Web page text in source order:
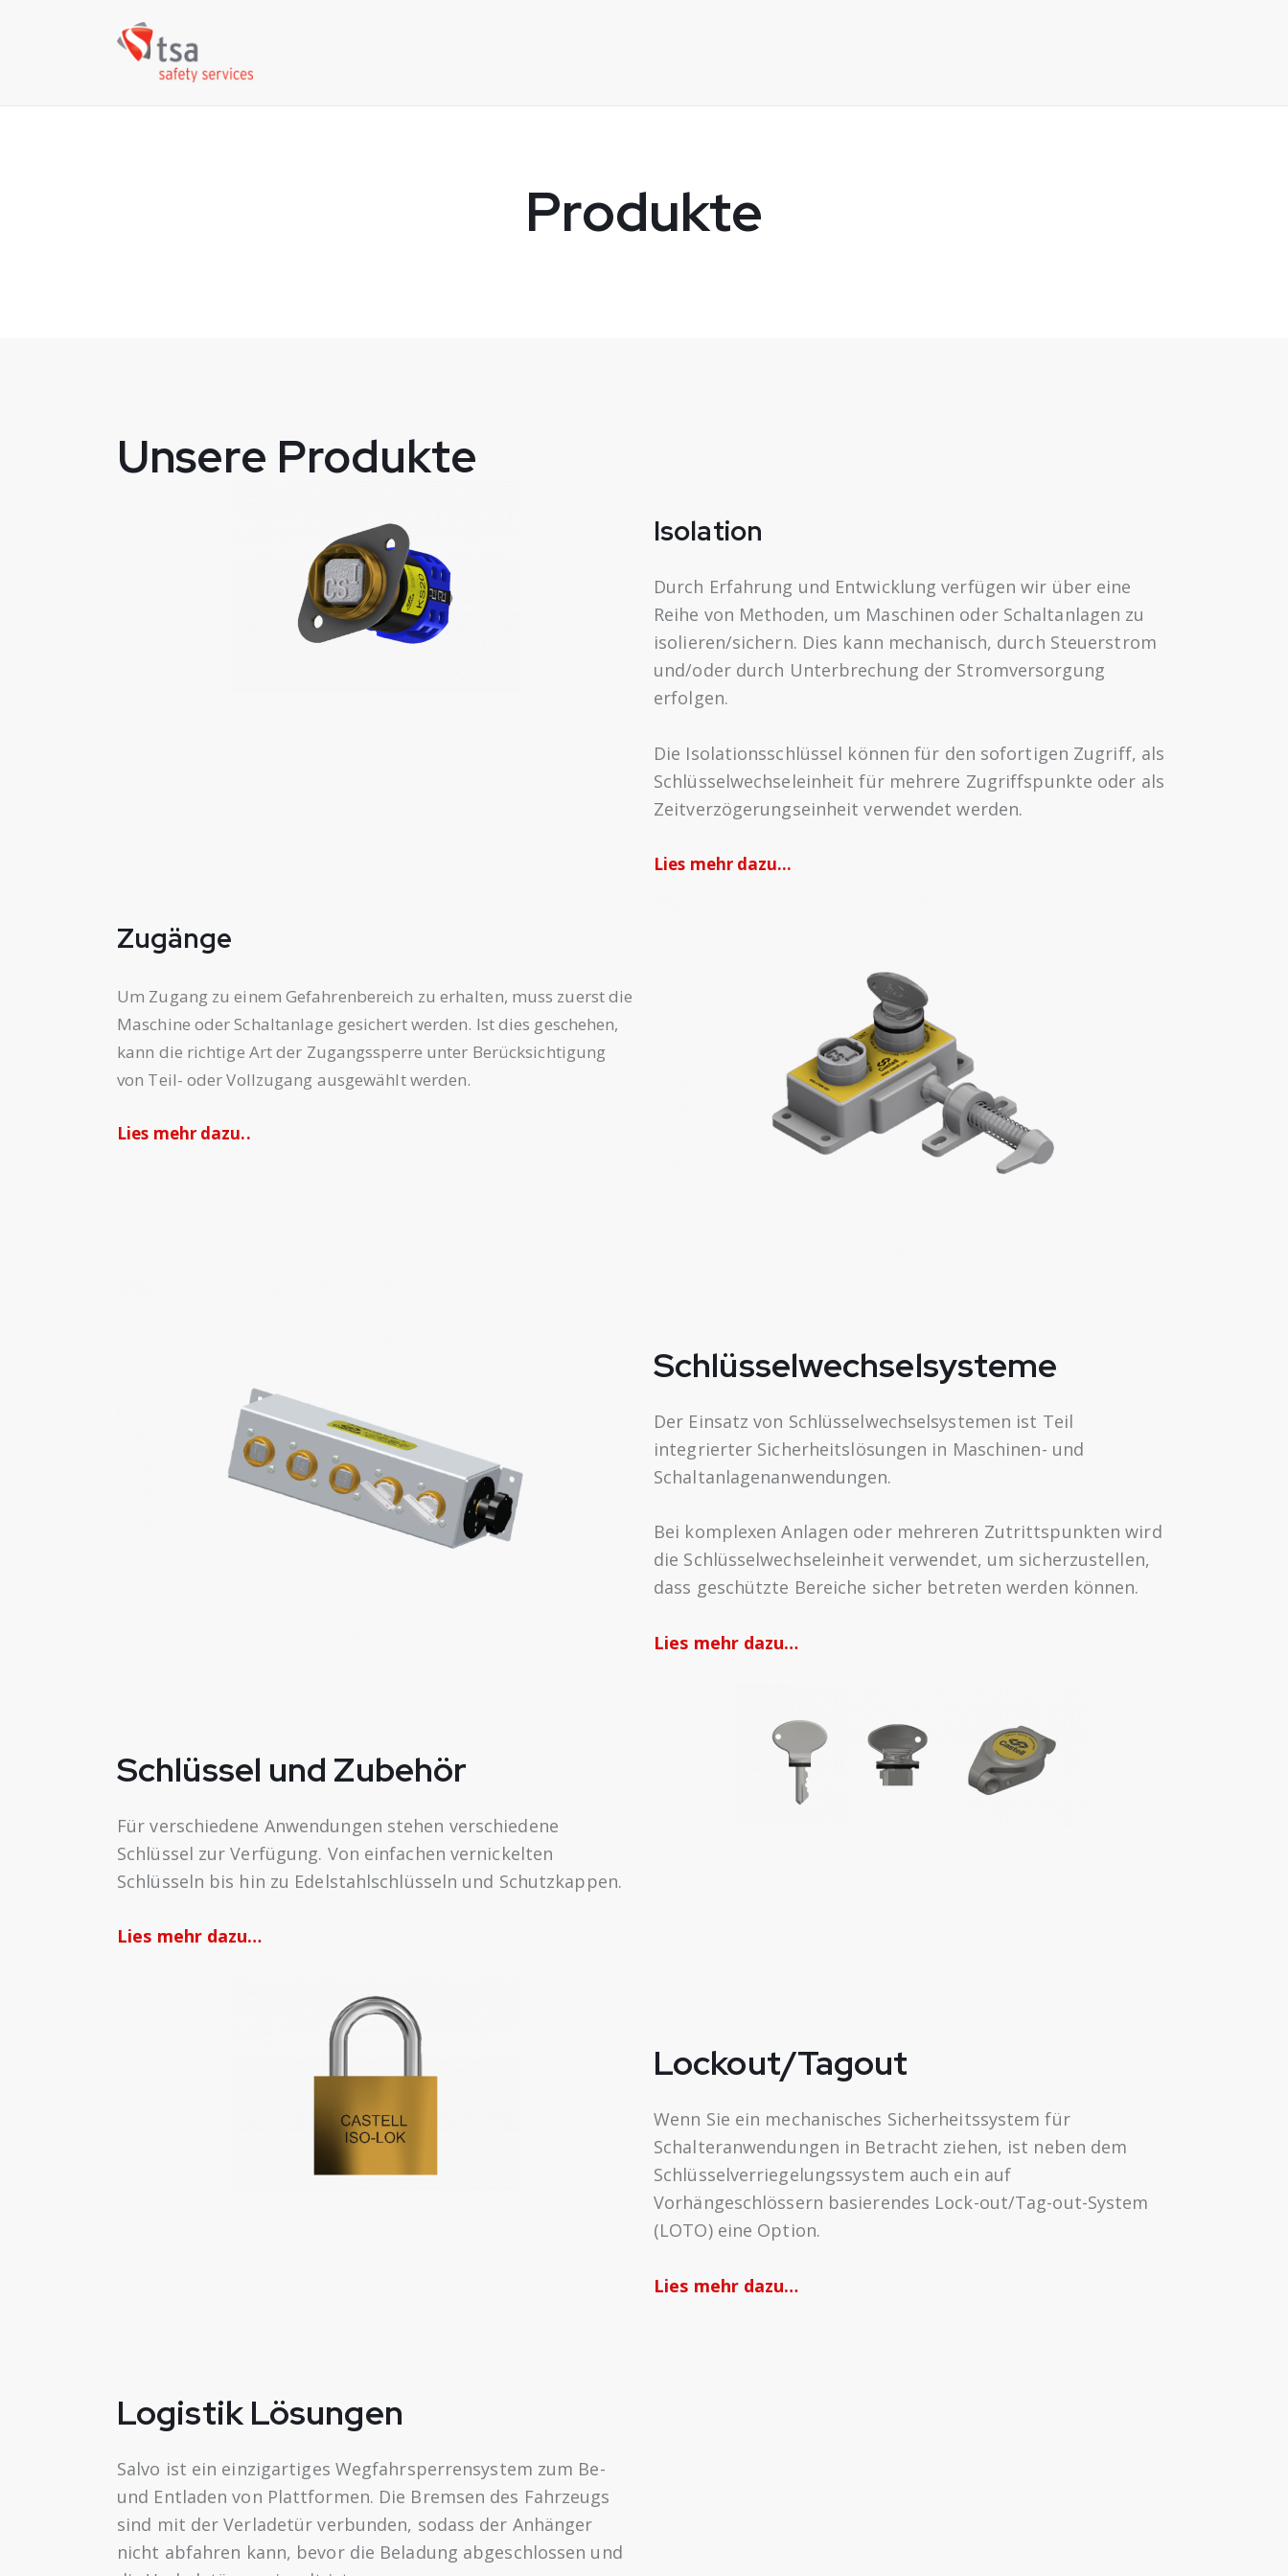
Produkte
Unsere Produkte
Isolation
Durch Erfahrung und Entwicklung verfügen wir über eine
Reihe von Methoden, um Maschinen oder Schaltanlagen zu
isolieren/sichern. Dies kann mechanisch, durch Steuerstrom
und/oder durch Unterbrechung der Stromversorgung
erfolgen.
Die Isolationsschlüssel können für den sofortigen Zugriff, als
Schlüsselwechseleinheit für mehrere Zugriffspunkte oder als
Zeitverzögerungseinheit verwendet werden.
Lies mehr dazu…
Zugänge
Um Zugang zu einem Gefahrenbereich zu erhalten, muss zuerst die
Maschine oder Schaltanlage gesichert werden. Ist dies geschehen,
kann die richtige Art der Zugangssperre unter Berücksichtigung
von Teil- oder Vollzugang ausgewählt werden.
Lies mehr dazu..
Schlüsselwechselsysteme
Der Einsatz von Schlüsselwechselsystemen ist Teil
integrierter Sicherheitslösungen in Maschinen- und
Schaltanlagenanwendungen.
Bei komplexen Anlagen oder mehreren Zutrittspunkten wird
die Schlüsselwechseleinheit verwendet, um sicherzustellen,
dass geschützte Bereiche sicher betreten werden können.
Lies mehr dazu…
Schlüssel und Zubehör
Für verschiedene Anwendungen stehen verschiedene
Schlüssel zur Verfügung. Von einfachen vernickelten
Schlüsseln bis hin zu Edelstahlschlüsseln und Schutzkappen.
Lies mehr dazu…
Lockout/Tagout
Wenn Sie ein mechanisches Sicherheitssystem für
Schalteranwendungen in Betracht ziehen, ist neben dem
Schlüsselverriegelungssystem auch ein auf
Vorhängeschlössern basierendes Lock-out/Tag-out-System
(LOTO) eine Option.
Lies mehr dazu…
Logistik Lösungen
Salvo ist ein einzigartiges Wegfahrsperrensystem zum Be-
und Entladen von Plattformen. Die Bremsen des Fahrzeugs
sind mit der Verladetür verbunden, sodass der Anhänger
nicht abfahren kann, bevor die Beladung abgeschlossen und